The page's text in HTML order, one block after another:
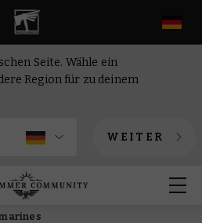
Seite. Wähle ein
Region für zu deinem
WEITER